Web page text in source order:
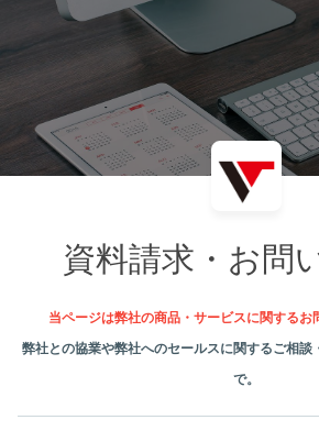
資料請求・お問
当ページは弊社の商品・サービスに関するお
弊社との協業や弊社へのセールスに関するご相談
で。